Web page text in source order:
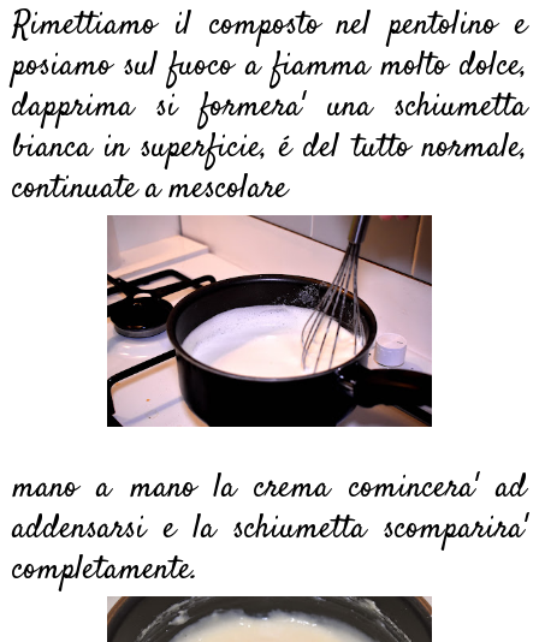
Rimettiamo il composto nel pentolino e
posiamo sul fuoco a fiamma molto dolce,
dapprima si formera' una schiumetta
bianca in superficie, é del tutto normale,
continuate a mescolare
mano a mano la crema comincera' ad
addensarsi e la schiumetta scomparira'
completamente.